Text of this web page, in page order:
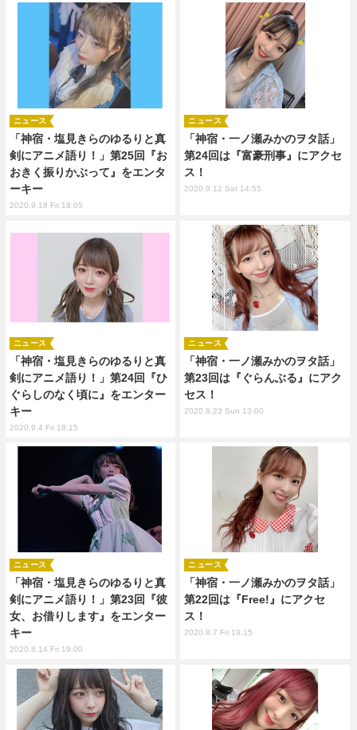
「神宿・塩見きらのゆるりと真
剣にアニメ語り！」第25回『お
おきく振りかぶって』をエンタ
ーキー
ニュース
2020.9.18 Fri 18:05
「神宿・一ノ瀬みかのヲタ話」
第24回は『富豪刑事』にアクセ
ス！
ニュース
2020.9.12 Sat 14:55
「神宿・塩見きらのゆるりと真
剣にアニメ語り！」第24回『ひ
ぐらしのなく頃に』をエンター
キー
ニュース
2020.9.4 Fri 18:15
「神宿・一ノ瀬みかのヲタ話」
第23回は『ぐらんぶる』にアク
セス！
ニュース
2020.8.23 Sun 13:00
「神宿・塩見きらのゆるりと真
剣にアニメ語り！」第23回『彼
女、お借りします』をエンター
キー
ニュース
2020.8.14 Fri 19:00
「神宿・一ノ瀬みかのヲタ話」
第22回は『Free!』にアクセ
ス！
ニュース
2020.8.7 Fri 19:15